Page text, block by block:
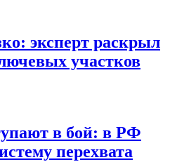
эксперт раскрыл
участков
в бой: в РФ
перехвата